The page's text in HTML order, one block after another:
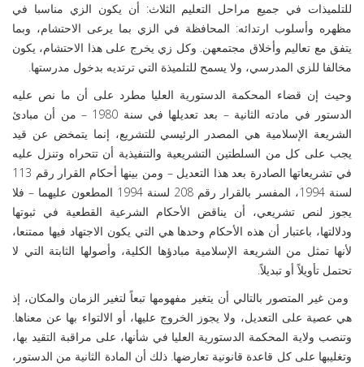
للتلميذات في جميع مراحل التعليم الثلاث: أن يكون الزي مناسبا في
مظهره وأسلوب ارتدائه: المحافظة في الزي بما يرعى الاحتشام، وبما
يتفق مع تعاليم وأخلاق مجتمعهن. وكل زي يخرج على هذا الاحتشام، يكون
مخالفا للزي المدرسي، ولا يسمح للتلميذة التي ترتديه بدخول مدرستها.
وحيث إن قضاء المحكمة الدستورية العليا مطرد على أن ما نص عليه
الدستور في مادته الثانية – بعد تعديلها في سنة 1980 – من أن مبادئ
الشريعة الإسلامية هي المصدر الرئيسي للتشريع، إنما يتمخض عن قيد
يجب على كل من السلطتين التشريعية والتنفيذية أن تتحراه وتنزل عليه
في تشريعاتها الصادرة بعد هذا التعديل – ومن بينها أحكام القرار رقم 113
لسنة 1994، المفسر بالقرار رقم 208 لسنة 1994 المطعون عليهما – فلا
يجوز لنص تشريعي، أن يناقض الأحكام الشرعية القطعية في ثبوتها
ودلالتها، باعتبار أن هذه الأحكام وحدها هي التي يكون الاجتهاد فيها ممتنعا،
لأنها تمثل من الشريعة الإسلامية مبادؤها الكلية، وأصولها الثابتة التي لا
تحتمل تأويلاً أو تبديلاً.
ومن غير المتصور بالتالي أن يتغير مفهومها تبعاً لتغير الزمان والمكان، إذ
هي عصية على التعديل، ولا يجوز الخروج عليها، أو الالتواء بها عن معناها.
وتنصب ولاية المحكمة الدستورية العليا في شأنها، على مراقبة التقيد بها،
وتغليبها على كل قاعدة قانونية تعارضها. ذلك أن المادة الثانية من الدستور،